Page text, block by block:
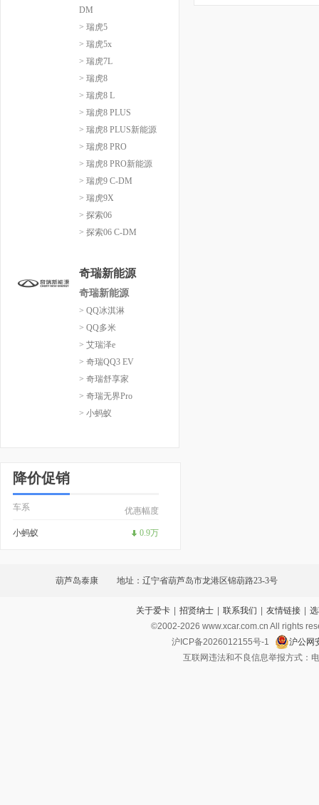
DM
> 瑞虎5
> 瑞虎5x
> 瑞虎7L
> 瑞虎8
> 瑞虎8 L
> 瑞虎8 PLUS
> 瑞虎8 PLUS新能源
> 瑞虎8 PRO
> 瑞虎8 PRO新能源
> 瑞虎9 C-DM
> 瑞虎9X
> 探索06
> 探索06 C-DM
奇瑞新能源
奇瑞新能源
> QQ冰淇淋
> QQ多米
> 艾瑞泽e
> 奇瑞QQ3 EV
> 奇瑞舒享家
> 奇瑞无界Pro
> 小蚂蚁
降价促销
车系 优惠幅度
小蚂蚁 0.9万
葫芦岛泰康 地址：辽宁省葫芦岛市龙港区锦葫路23-3号
关于爱卡 | 招贤纳士 | 联系我们 | 友情链接 |
©2002-2026 www.xcar.com.cn All rights
沪ICP备2026012155号-1
沪公网
互联网违法和不良信息举报方式：